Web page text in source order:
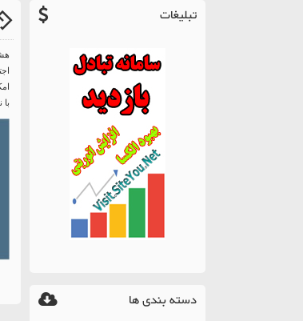
تبلیغات
دسته بندی ها